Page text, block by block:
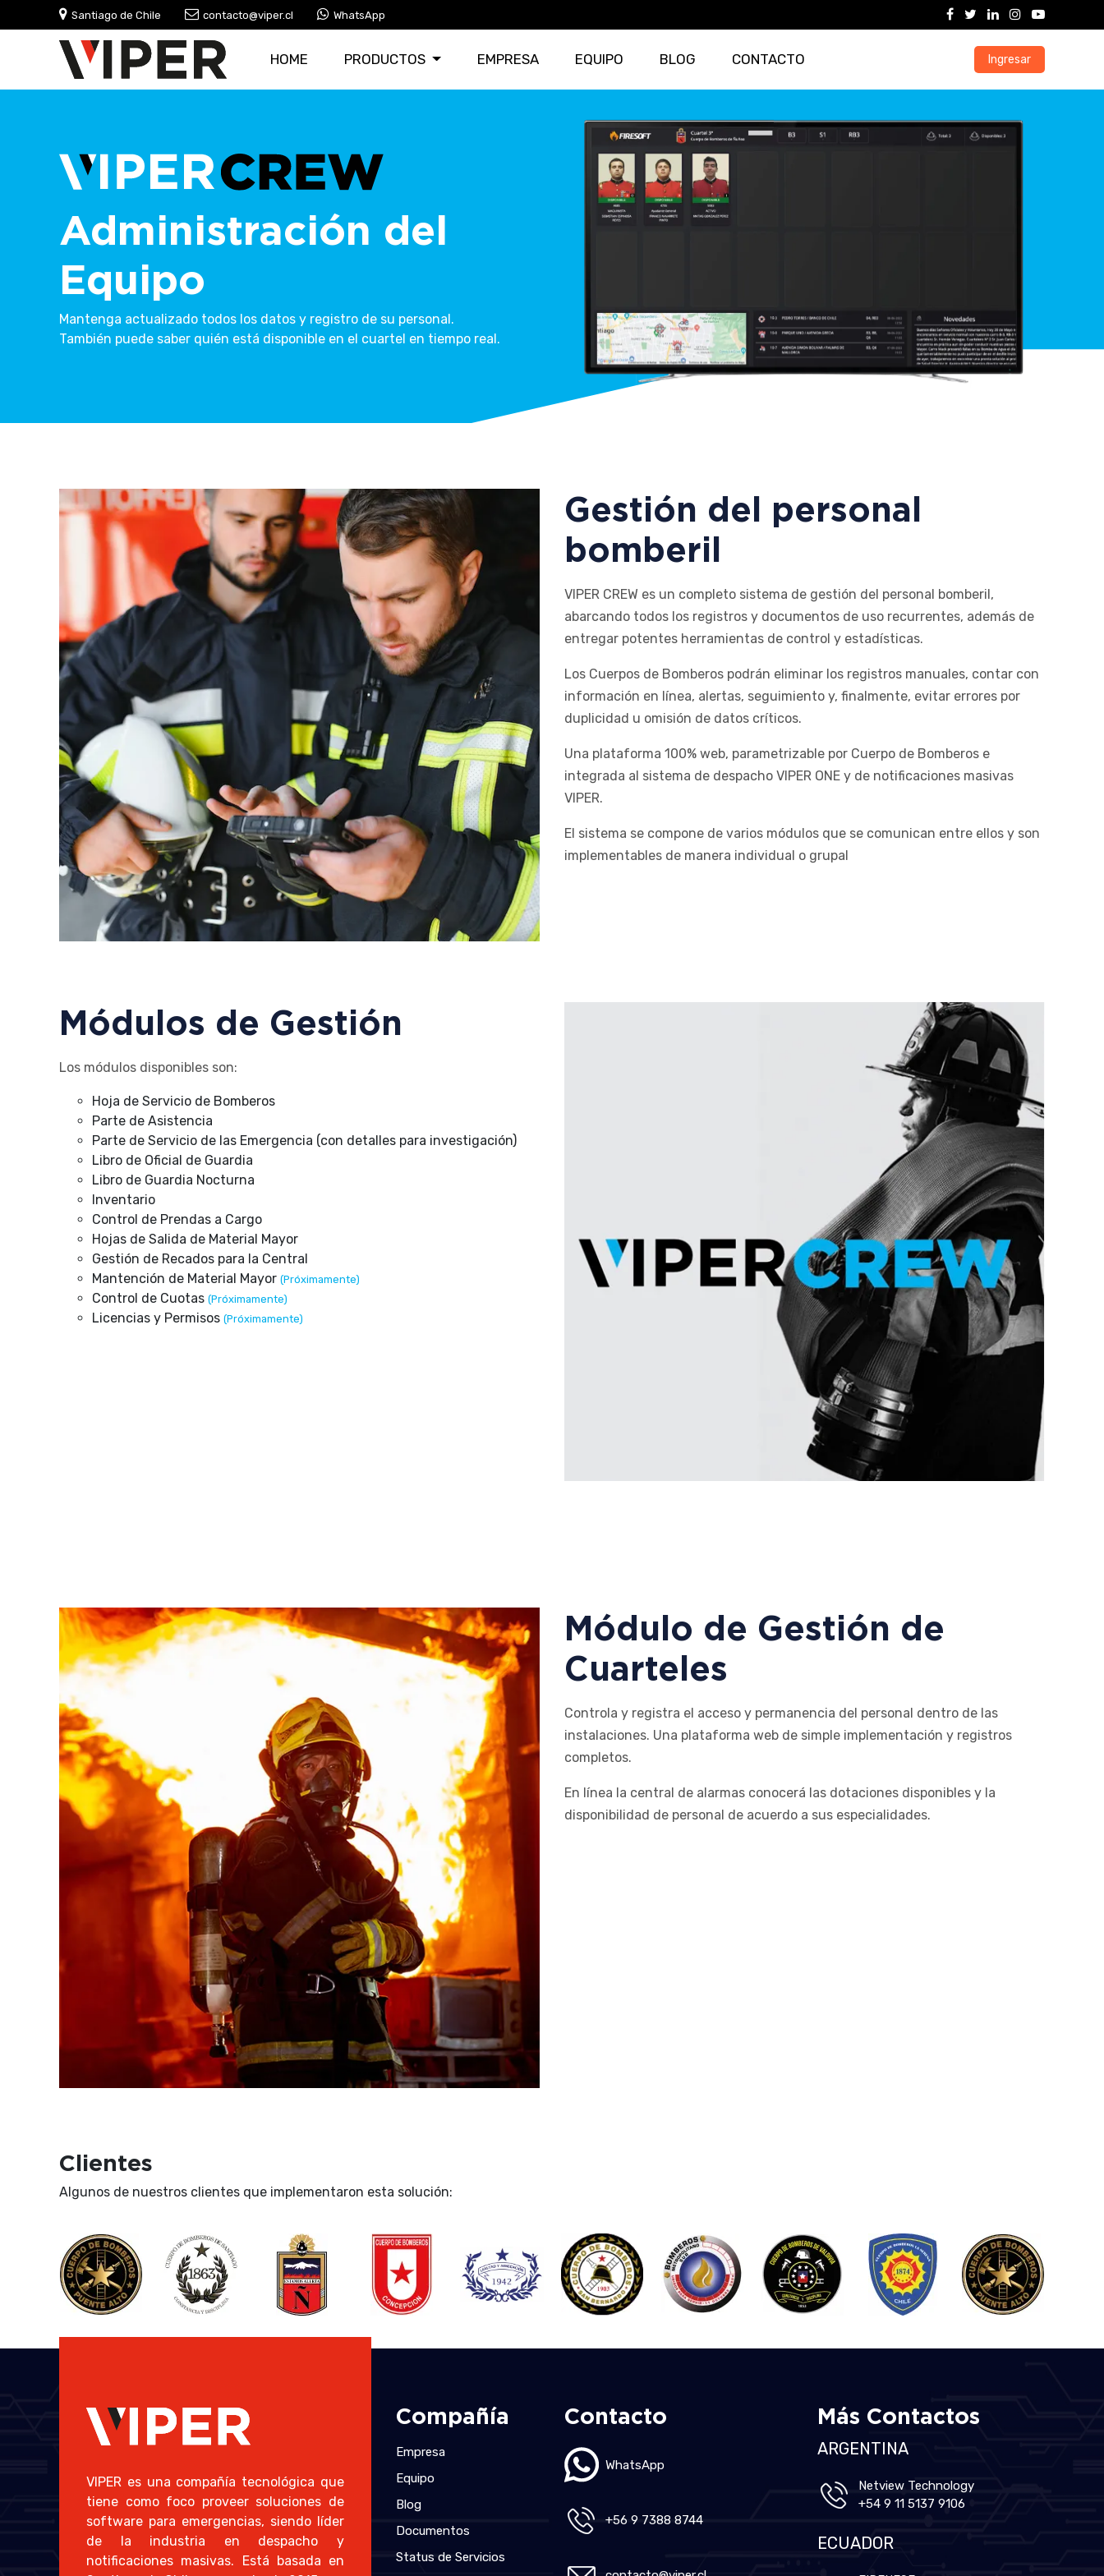
Santiago de Chile contacto@viper.cl WhatsApp
HOME PRODUCTOS EMPRESA EQUIPO BLOG CONTACTO Ingresar
Administración del
Equipo
Mantenga actualizado todos los datos y registro de su personal.
También puede saber quién está disponible en el cuartel en tiempo real.
Gestión del personal
bomberil
VIPER CREW es un completo sistema de gestión del personal bomberil,
abarcando todos los registros y documentos de uso recurrentes, además de
entregar potentes herramientas de control y estadísticas.
Los Cuerpos de Bomberos podrán eliminar los registros manuales, contar con
información en línea, alertas, seguimiento y, finalmente, evitar errores por
duplicidad u omisión de datos críticos.
Una plataforma 100% web, parametrizable por Cuerpo de Bomberos e
integrada al sistema de despacho VIPER ONE y de notificaciones masivas
VIPER.
El sistema se compone de varios módulos que se comunican entre ellos y son
implementables de manera individual o grupal
Módulos de Gestión
Los módulos disponibles son:
Hoja de Servicio de Bomberos
Parte de Asistencia
Parte de Servicio de las Emergencia (con detalles para investigación)
Libro de Oficial de Guardia
Libro de Guardia Nocturna
Inventario
Control de Prendas a Cargo
Hojas de Salida de Material Mayor
Gestión de Recados para la Central
Mantención de Material Mayor (Próximamente)
Control de Cuotas (Próximamente)
Licencias y Permisos (Próximamente)
Módulo de Gestión de
Cuarteles
Controla y registra el acceso y permanencia del personal dentro de las
instalaciones. Una plataforma web de simple implementación y registros
completos.
En línea la central de alarmas conocerá las dotaciones disponibles y la
disponibilidad de personal de acuerdo a sus especialidades.
Clientes
Algunos de nuestros clientes que implementaron esta solución:
VIPER es una compañía tecnológica que
tiene como foco proveer soluciones de
software para emergencias, siendo líder
de la industria en despacho y
notificaciones masivas. Está basada en
Compañía
Empresa
Equipo
Blog
Documentos
Status de Servicios
Contacto
WhatsApp
+56 9 7388 8744
Más Contactos
ARGENTINA
Netview Technology
+54 9 11 5137 9106
ECUADOR